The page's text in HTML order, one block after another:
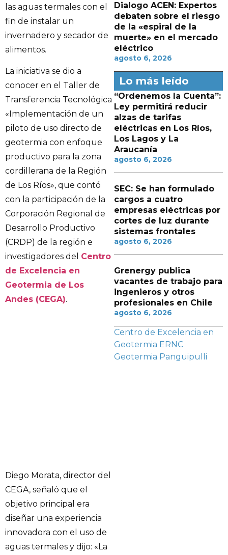
las aguas termales con el
fin de instalar un
invernadero y secador de
alimentos.
La iniciativa se dio a
conocer en el Taller de
Transferencia Tecnológica
«Implementación de un
piloto de uso directo de
geotermia con enfoque
productivo para la zona
cordillerana de la Región
de Los Ríos», que contó
con la participación de la
Corporación Regional de
Desarrollo Productivo
(CRDP) de la región e
investigadores del Centro
de Excelencia en
Geotermia de Los
Andes (CEGA).
Diego Morata, director del
CEGA, señaló que el
objetivo principal era
diseñar una experiencia
innovadora con el uso de
aguas termales y dijo: «La
Dialogo ACEN: Expertos
debaten sobre el riesgo
de la «espiral de la
muerte» en el mercado
eléctrico
agosto 6, 2026
Lo más leído
“Ordenemos la Cuenta”:
Ley permitirá reducir
alzas de tarifas
eléctricas en Los Ríos,
Los Lagos y La
Araucanía
agosto 6, 2026
SEC: Se han formulado
cargos a cuatro
empresas eléctricas por
cortes de luz durante
sistemas frontales
agosto 6, 2026
Grenergy publica
vacantes de trabajo para
ingenieros y otros
profesionales en Chile
agosto 6, 2026
Centro de Excelencia en
Geotermia ERNC
Geotermia Panguipulli